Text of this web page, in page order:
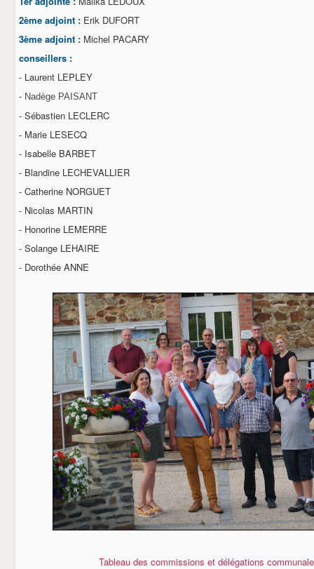
LE COMITE DES FETES
LE GOUGEON CARANTILLAIS
LA SOCIETE DE CHASSE
LA PATRIOTE
LE CERCLE DE L'AMITIE
LES ANCIENS COMBATTANTS
AUX CIDRES ETC
COMMERCANTS & ARTISANS
DEMARCHES ADMINISTRATIVES
CARTE D'IDENTITE
NOUVEAUX HABITANTS
RECENSEMENT MILITAIRE (JDC)
UN PEU D'HISTOIRE
URBANISME
EGLISE ET CULTE
VOS ELUS
BIBLIOTHEQUE
2ème adjoint : Erik DUFORT
3ème adjoint : Michel PACARY
conseillers :
- Laurent LEPLEY
- Nadège PAISANT
- Sébastien LECLERC
- Marie LESECQ
- Isabelle BARBET
- Blandine LECHEVALLIER
- Catherine NORGUET
- Nicolas MARTIN
- Honorine LEMERRE
- Solange LEHAIRE
- Dorothée ANNE
Tableau des commissions et délégations